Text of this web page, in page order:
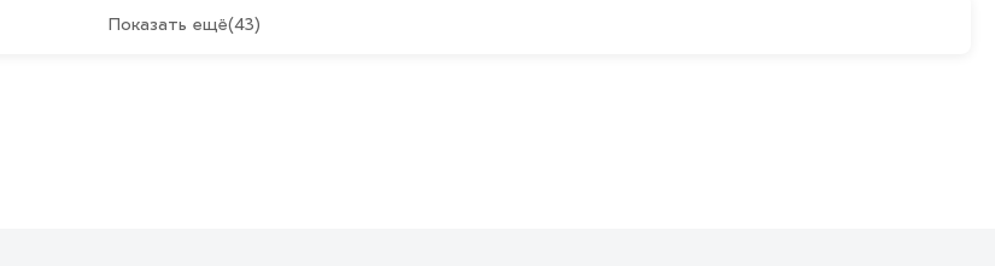
Показать ещё(43)